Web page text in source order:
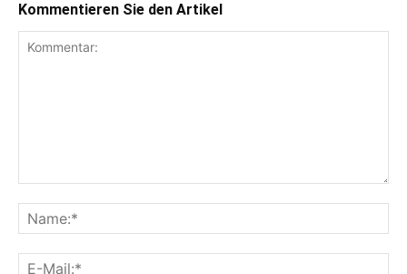
Kommentieren Sie den Artikel